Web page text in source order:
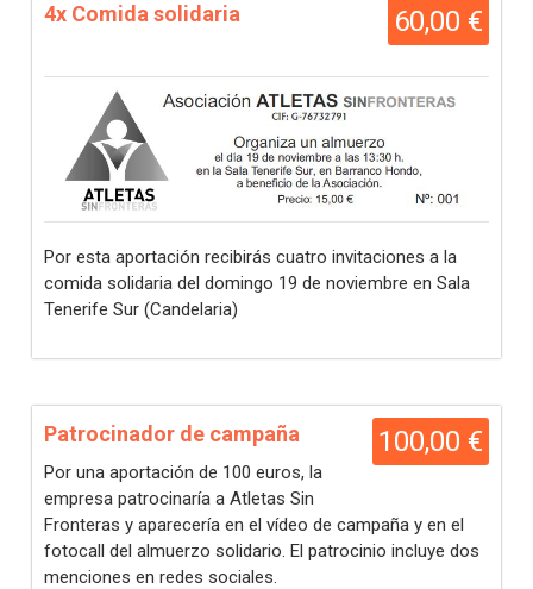
60,00 €
4x Comida solidaria
Por esta aportación recibirás cuatro invitaciones a la
comida solidaria del domingo 19 de noviembre en Sala
Tenerife Sur (Candelaria)
100,00 €
Patrocinador de campaña
Por una aportación de 100 euros, la
empresa patrocinaría a Atletas Sin
Fronteras y aparecería en el vídeo de campaña y en el
fotocall del almuerzo solidario. El patrocinio incluye dos
menciones en redes sociales.